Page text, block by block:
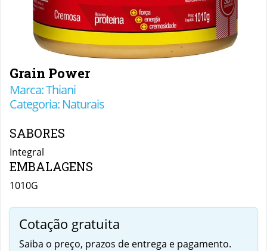
Grain Power
Marca: Thiani
Categoria: Naturais
SABORES
Integral
EMBALAGENS
1010G
Cotação gratuita
Saiba o preço, prazos de entrega e pagamento.